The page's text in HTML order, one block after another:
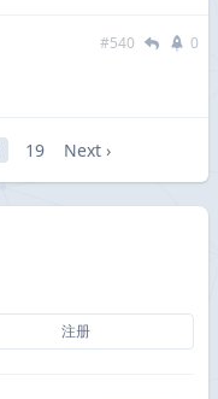
#540 0
19 Next ›
注册